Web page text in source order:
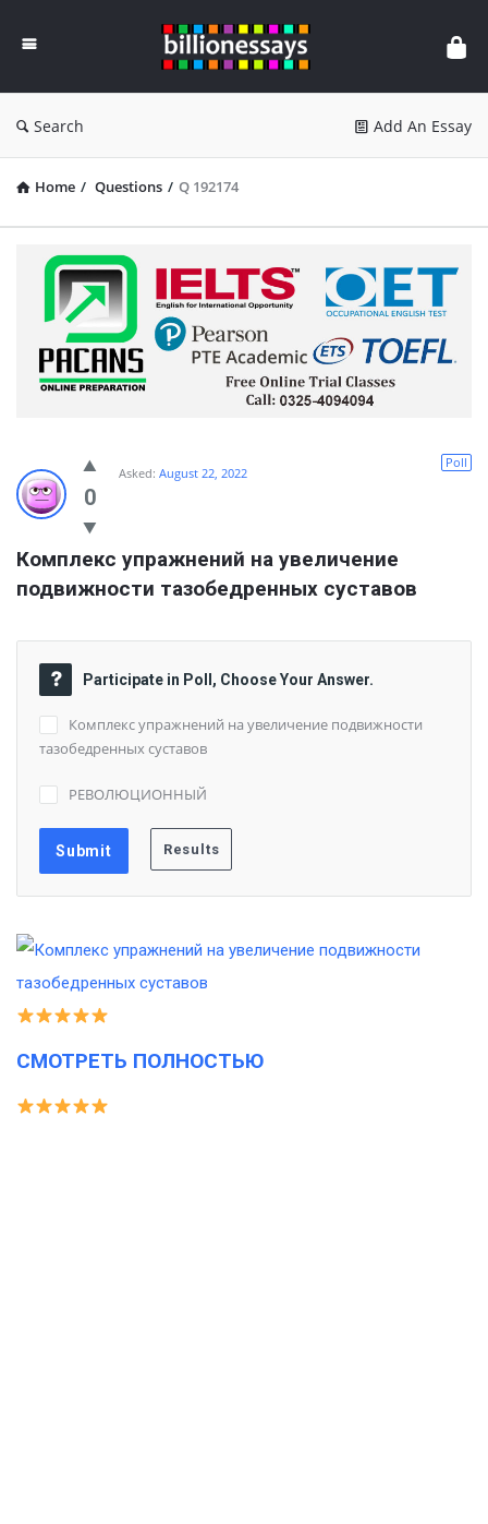
Essays
Search Add An Essay
Home / Questions / Q 192174
0
Poll
Asked: August 22, 2022
Комплекс упражнений на увеличение
подвижности тазобедренных суставов
Participate in Poll, Choose Your Answer.
Комплекс упражнений на увеличение подвижности
тазобедренных суставов
РЕВОЛЮЦИОННЫЙ
СМОТРЕТЬ ПОЛНОСТЬЮ